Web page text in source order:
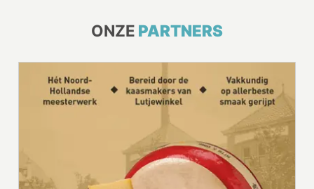
ONZE PARTNERS